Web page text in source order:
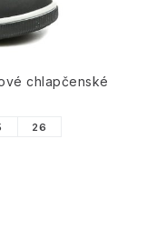
chlapčenské
26